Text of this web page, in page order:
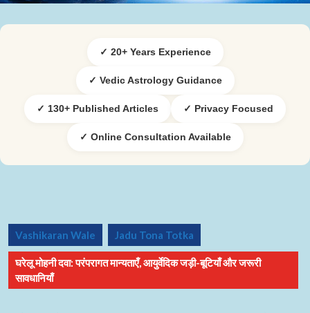
✓ 20+ Years Experience
✓ Vedic Astrology Guidance
✓ 130+ Published Articles ✓ Privacy Focused
✓ Online Consultation Available
Vashikaran Wale Jadu Tona Totka
घरेलू मोहनी दवा: परंपरागत मान्यताएँ, आयुर्वेदिक जड़ी-बूटियाँ और जरूरी
सावधानियाँ